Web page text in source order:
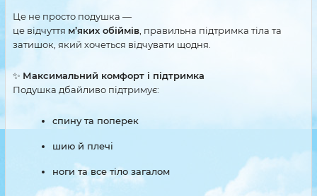
Це не просто подушка —
це відчуття м’яких обіймів , правильна підтримка тіла та
затишок, який хочеться відчувати щодня.
✨ Максимальний комфорт і підтримка
Подушка дбайливо підтримує:
спину та поперек
шию й плечі
ноги та все тіло загалом